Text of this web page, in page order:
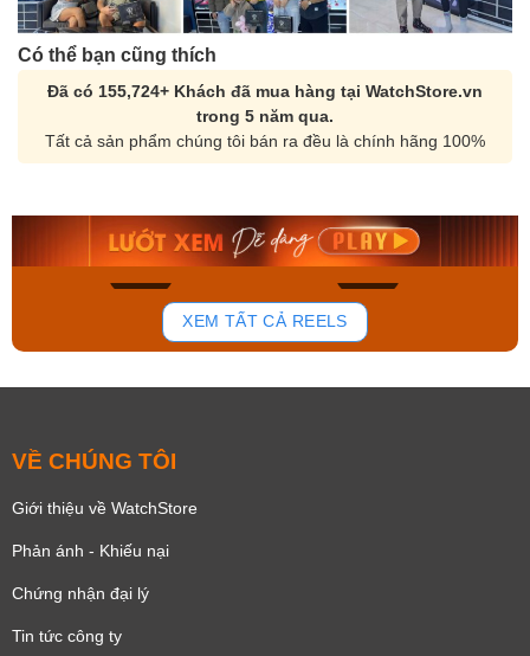
Có thể bạn cũng thích
Đã có 155,724+ Khách đã mua hàng tại WatchStore.vn
trong 5 năm qua.
Tất cả sản phẩm chúng tôi bán ra đều là chính hãng 100%
168
Orient Nam RA-
Mua ngay
Casio Nam MTS-
Mua ngay
XEM TẤT CẢ REELS
VỀ CHÚNG TÔI
Giới thiệu về WatchStore
Phản ánh - Khiếu nại
Chứng nhận đại lý
Tin tức công ty